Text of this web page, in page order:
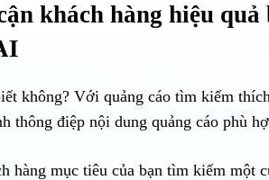
khách hàng hiệu
không? Với quảng cáo tìm kiếm
thông điệp nội dung quảng cáo phù
hàng mục tiêu của bạn tìm kiếm một